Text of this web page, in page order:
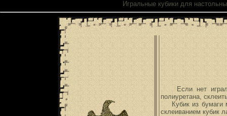
Игральные кубики для
Если нет
полиуретана,
Кубик из бумаги
склеиванием кубик